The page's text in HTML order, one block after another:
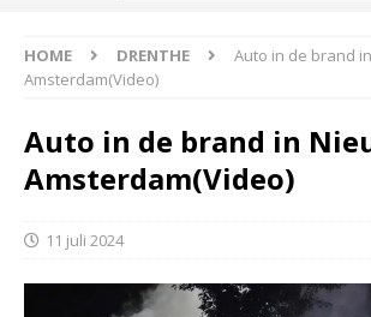
HOME DRENTHE
Auto in de brand
Amsterdam(Video)
Auto in de brand in
Amsterdam(Video)
11 juli 2024